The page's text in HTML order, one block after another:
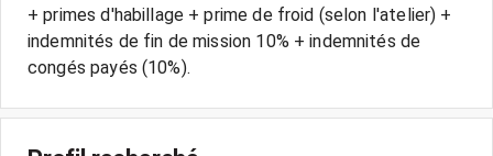
+ primes d'habillage + prime de froid (selon l'atelier) +
indemnités de fin de mission 10% + indemnités de